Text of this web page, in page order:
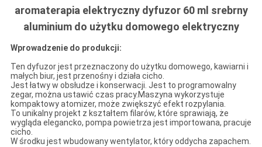
aromaterapia elektryczny dyfuzor 60 ml srebrny
aluminium do użytku domowego elektryczny
Wprowadzenie do produkcji:
Ten dyfuzor jest przeznaczony do użytku domowego, kawiarni i
małych biur, jest przenośny i działa cicho.
Jest łatwy w obsłudze i konserwacji. Jest to programowalny
zegar, można ustawić czas pracy.Maszyna wykorzystuje
kompaktowy atomizer, może zwiększyć efekt rozpylania.
To unikalny projekt z kształtem filarów, które sprawiają, że
wygląda elegancko, pompa powietrza jest importowana, pracuje
cicho.
W środku jest wbudowany wentylator, który oddycha zapachem.